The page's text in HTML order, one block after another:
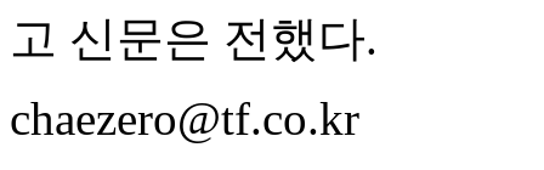
고 신문은 전했다.
chaezero@tf.co.kr